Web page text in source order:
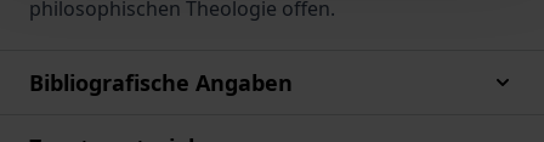
philosophischen Theologie offen.
Bibliografische Angaben